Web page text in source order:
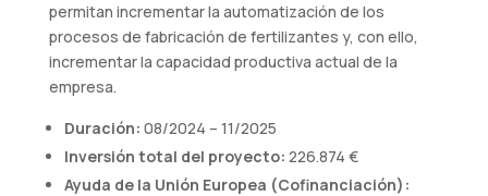
permitan incrementar la automatización de los
procesos de fabricación de fertilizantes y, con ello,
incrementar la capacidad productiva actual de la
empresa.
Duración: 08/2024 – 11/2025
Inversión total del proyecto: 226.874 €
Ayuda de la Unión Europea (Cofinanciación):